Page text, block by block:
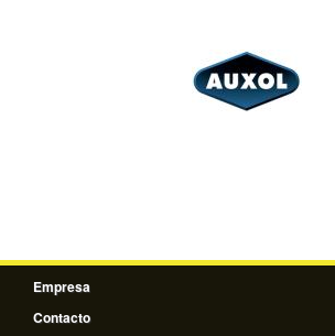
Empresa
Contacto